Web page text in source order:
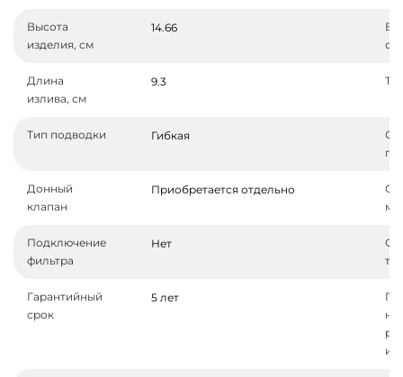
Высота
изделия, см
14.66
см
Длина
излива, см
9.3
Тип подводки Гибкая
Донный
клапан
Приобретается отдельно
Подключение
фильтра
Нет
Гарантийный
срок
5 лет
на